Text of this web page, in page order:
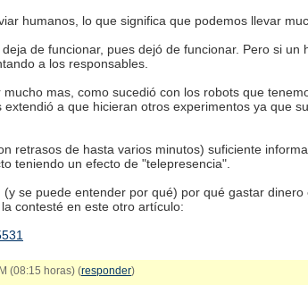
humanos, lo que significa que podemos llevar
de funcionar, pues dejó de funcionar. Pero si
a los responsables.
mas, como sucedió con los robots que
a que hicieran otros experimentos ya que
retrasos de hasta varios minutos) suficiente
teniendo un efecto de "telepresencia".
se puede entender por qué) por qué gastar
contesté en este otro artículo:
(08:15 horas) (responder)